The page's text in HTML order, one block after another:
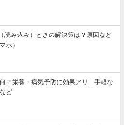
読み込み）ときの解決策は？原因など
ホ）
？栄養・病気予防に効果アリ｜手軽な
ど